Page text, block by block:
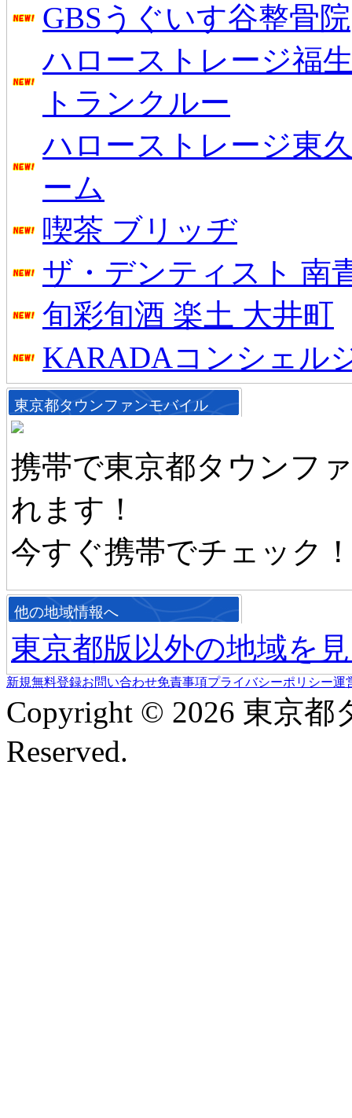
GBSうぐいす谷整骨院
ハローストレージ福
トランクルー
ハローストレージ東
ーム
喫茶 ブリッヂ
ザ・デンティスト 南
旬彩旬酒 楽土 大井町
KARADAコンシェル
東京都タウンファンモバイル
携帯で東京都タウンフ
れます！
今すぐ携帯でチェック
他の地域情報へ
東京都版以外の地域を
新規無料登録お問い合わせ免責事項プライバシーポリシー運
Copyright © 2026 東京
Reserved.